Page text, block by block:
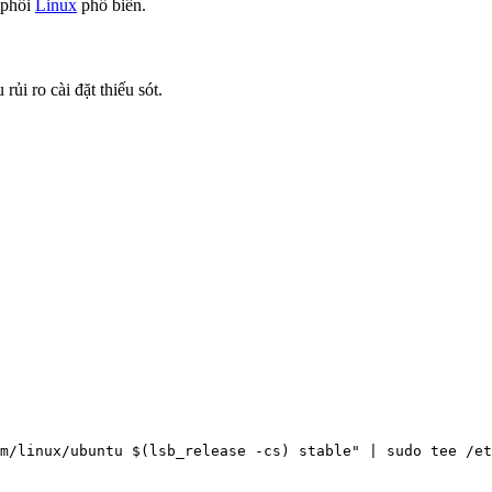
Linux phổ biến.
ro cài đặt thiếu sót.